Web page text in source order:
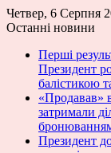
Четвер, 6 Серпня
Останні новини
Перші
Президент
балістикою
«Продавав»
затримали
Президент